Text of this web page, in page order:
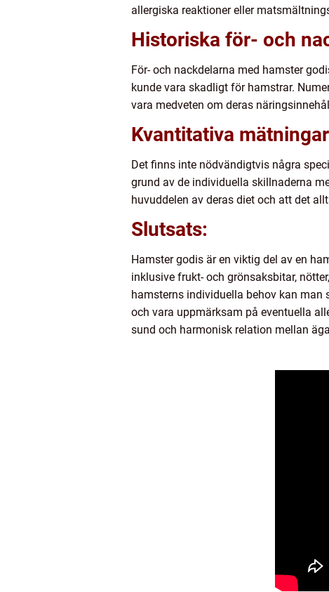
allergiska reaktioner eller
Historiska för- och
För- och nackdelarna med hamster
kunde vara skadligt för hamstrar.
vara medveten om deras
Kvantitativa
Det finns inte nödvändigtvis några
grund av de individuella skillnaderna
huvuddelen av deras diet och att det
Slutsats:
Hamster godis är en viktig del av en
inklusive frukt- och grönsaksbitar,
hamsterns individuella behov kan
och vara uppmärksam på eventuella
sund och harmonisk relation mellan